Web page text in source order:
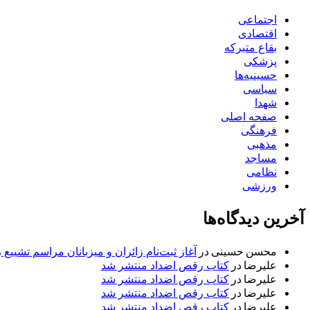
اجتماعی
اقتصادی
بقاع متبرکه
پزشکی
حسینیه‌ها
سیاسی
شهدا
صفحه اصلی
فرهنگی
مذهبی
مساجد
نظامی
ورزشی
آخرین دیدگاه‌ها
محسن حسینی در آغاز ثبت‌نام زائران و میزبانان مراسم
علیرضا در کتاب رقص اضداد منتشر شد
علیرضا در کتاب رقص اضداد منتشر شد
علیرضا در کتاب رقص اضداد منتشر شد
علیرضا در کتاب رقص اضداد منتشر شد